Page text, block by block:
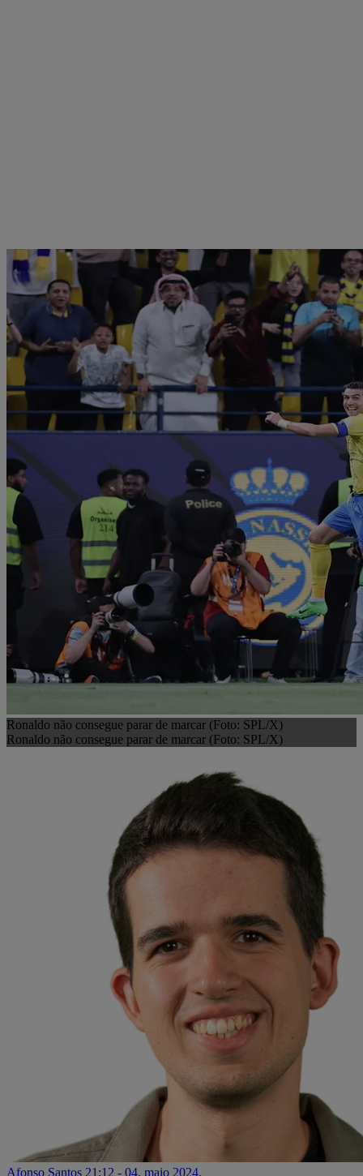
Ronaldo não consegue parar de marcar (Foto: SPL/X)
Ronaldo não consegue parar de marcar (Foto: SPL/X)
Afonso Santos 21:12 - 04. maio 2024.